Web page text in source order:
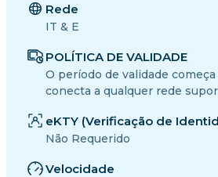
Rede
IT & E
POLÍTICA DE VALIDADE
O período de validade
conecta a qualquer rede
eKTY (Verificação de
Não Requerido
Velocidade